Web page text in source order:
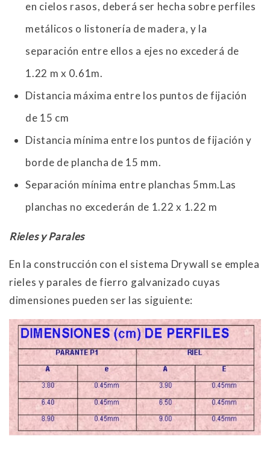
en cielos rasos, deberá ser hecha sobre perfiles
metálicos o listonería de madera, y la
separación entre ellos a ejes no excederá de
1.22 m x 0.61m.
Distancia máxima entre los puntos de fijación
de 15 cm
Distancia mínima entre los puntos de fijación y
borde de plancha de 15 mm.
Separación mínima entre planchas 5mm.Las
planchas no excederán de 1.22 x 1.22 m
Rieles y Parales
En la construcción con el sistema Drywall se emplea
rieles y parales de fierro galvanizado cuyas
dimensiones pueden ser las siguiente: